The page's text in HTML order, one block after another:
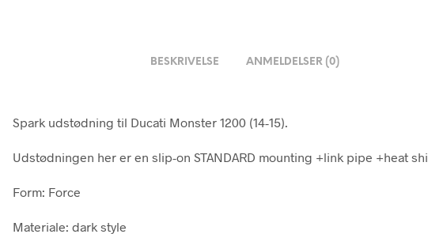
BESKRIVELSE ANMELDELSER (0)
Spark udstødning til Ducati Monster 1200 (14-15).
Udstødningen her er en slip-on STANDARD mounting +link pipe +heat
Form: Force
Materiale: dark style